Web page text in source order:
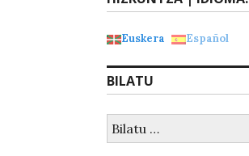
Euskera Español
BILATU